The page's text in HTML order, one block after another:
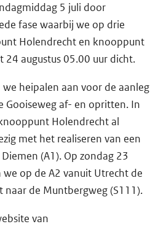
5 juli door
fase waarbij we op drie
Holendrecht en knooppunt
augustus 05.00 uur dicht.
heipalen aan voor de aanleg
Gooiseweg af- en opritten. In
Holendrecht al
met het realiseren van een
(A1). Op zondag 23
op de A2 vanuit Utrecht de
de Muntbergweg (S111).
van